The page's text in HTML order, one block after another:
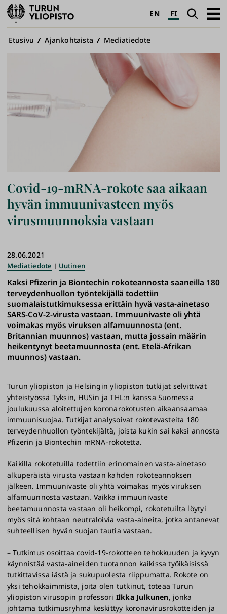
Turun
yliopisto
EN FI Haku
Avaa
Murupolku
Etusivu Ajankohtaista Mediatiedote
Covid-19-mRNA-rokote saa aikaan
hyvän immuunivasteen myös
virusmuunnoksia vastaan
28.06.2021
Mediatiedote Uutinen
Kaksi Pfizerin ja Biontechin rokoteannosta saaneilla 180
terveydenhuollon työntekijällä todettiin
suomalaistutkimuksessa erittäin hyvä vasta-ainetaso
SARS-CoV-2-virusta vastaan. Immuunivaste oli yhtä
voimakas myös viruksen alfamuunnosta (ent.
Britannian muunnos) vastaan, mutta jossain määrin
heikentynyt beetamuunnosta (ent. Etelä-Afrikan
muunnos) vastaan.
Turun yliopiston ja Helsingin yliopiston tutkijat selvittivät
yhteistyössä Tyksin, HUSin ja THL:n kanssa Suomessa
joulukuussa aloitettujen koronarokotusten aikaansaamaa
immuunisuojaa. Tutkijat analysoivat rokotevasteita 180
terveydenhuollon työntekijältä, joista kukin sai kaksi annosta
Pfizerin ja Biontechin mRNA-rokotetta.
Kaikilla rokotetuilla todettiin erinomainen vasta-ainetaso
alkuperäistä virusta vastaan kahden rokoteannoksen
jälkeen. Immuunivaste oli yhtä voimakas myös viruksen
alfamuunnosta vastaan. Vaikka immuunivaste
beetamuunnosta vastaan oli heikompi, rokotetuilta löytyi
myös sitä kohtaan neutraloivia vasta-aineita, jotka antanevat
suhteellisen hyvän suojan tautia vastaan.
– Tutkimus osoittaa covid-19-rokotteen tehokkuuden ja kyvyn
käynnistää vasta-aineiden tuotannon kaikissa työikäisissä
tutkittavissa iästä ja sukupuolesta riippumatta. Rokote on
yksi tehokkaimmista, joita olen tutkinut, toteaa Turun
yliopiston virusopin professori Ilkka Julkunen, jonka
johtama tutkimusryhmä keskittyy koronavirusrokotteiden ja